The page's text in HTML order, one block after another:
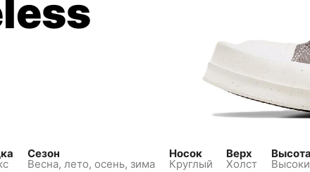
Сезон
Весна, лето, осень, зима
Носок
Круглый
Верх
Холст